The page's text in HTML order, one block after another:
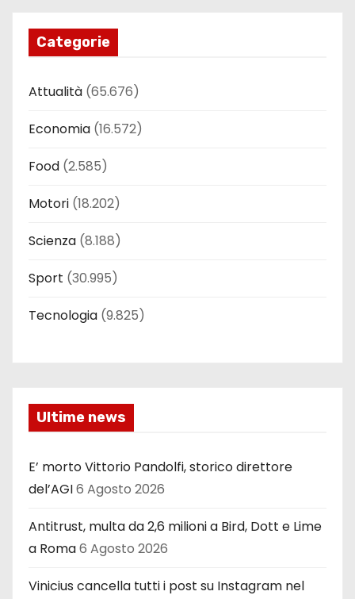
Categorie
Attualità (65.676)
Economia (16.572)
Food (2.585)
Motori (18.202)
Scienza (8.188)
Sport (30.995)
Tecnologia (9.825)
Ultime news
E’ morto Vittorio Pandolfi, storico direttore
del’AGI6 Agosto 2026
Antitrust, multa da 2,6 milioni a Bird, Dott e Lime
a Roma6 Agosto 2026
Vinicius cancella tutti i post su Instagram nel